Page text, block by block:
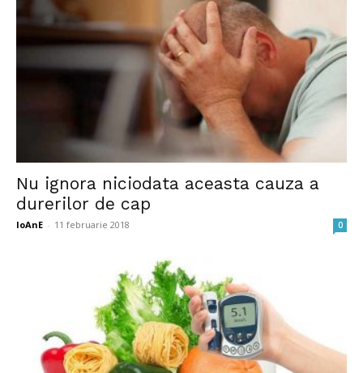
Nu ignora niciodata aceasta cauza a
durerilor de cap
IoAnE - 11 februarie 2018 0